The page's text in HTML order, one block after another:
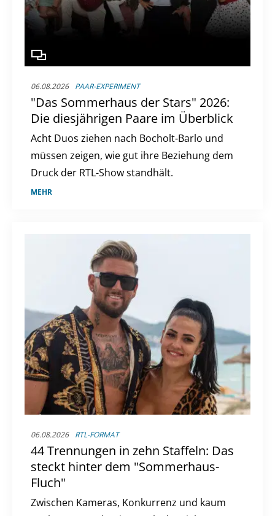
06.08.2026 PAAR-EXPERIMENT
"Das Sommerhaus der Stars" 2026:
Die diesjährigen Paare im Überblick
Acht Duos ziehen nach Bocholt-Barlo und
müssen zeigen, wie gut ihre Beziehung dem
Druck der RTL-Show standhält.
MEHR
06.08.2026 RTL-FORMAT
44 Trennungen in zehn Staffeln: Das
steckt hinter dem "Sommerhaus-
Fluch"
Zwischen Kameras, Konkurrenz und kaum